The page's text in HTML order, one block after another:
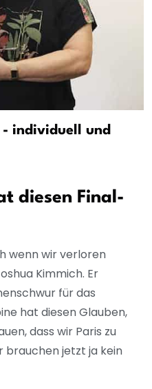
- individuell und
diesen Final-
wenn wir verloren
Kimmich. Er
für das
hat diesen Glauben,
dass wir Paris zu
brauchen jetzt ja kein